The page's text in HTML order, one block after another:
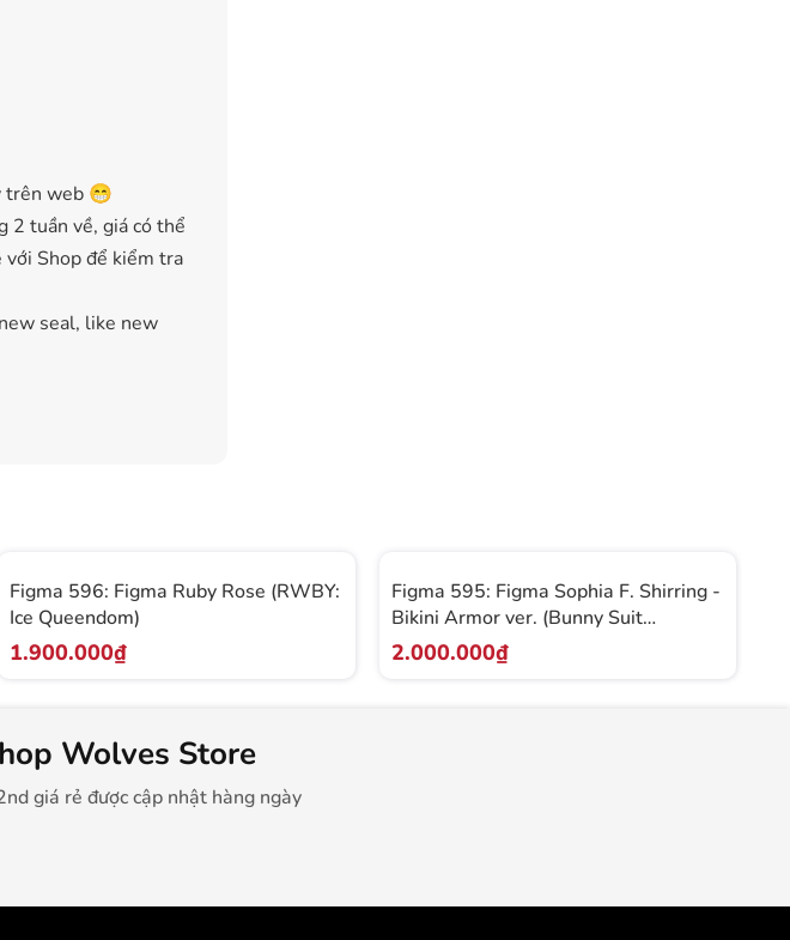
trên web 😁
2 tuần về, giá có thể
Shop để kiểm tra
seal, like new
Figma 596: Figma Ruby Rose (RWBY:
Ice Queendom)
1.900.000₫
Figma 595: Figma Sophia F. Shirring -
Bikini Armor ver. (Bunny Suit
Planning)
2.000.000₫
Wolves Store
giá rẻ được cập nhật hàng ngày